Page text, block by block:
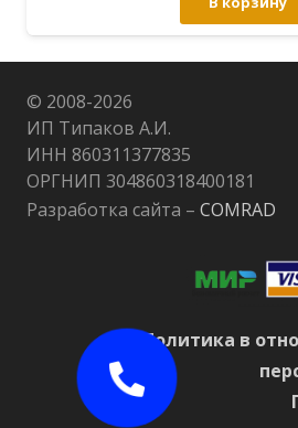
© 2008-2026
ИП Типаков А.И.
ИНН 860311377835
ОРГНИП 304860318400181
Разработка сайта – COMRAD
Политика в